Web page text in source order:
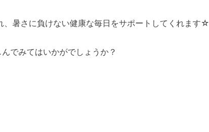
暑さに負けない健康な毎日をサポートしてくれます☆
でみてはいかがでしょうか？